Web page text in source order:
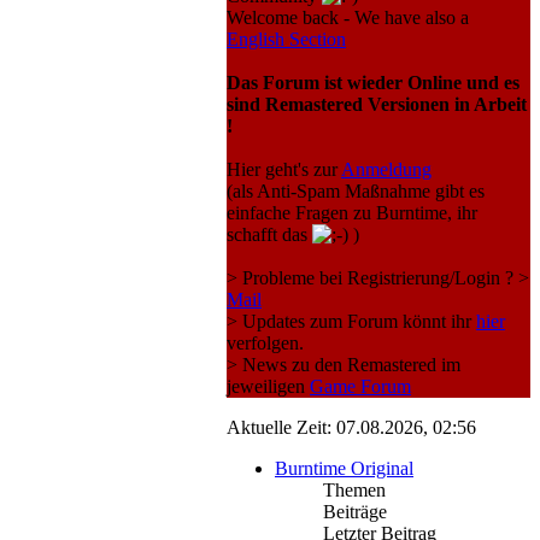
Welcome back - We have also a
English Section
Das Forum ist wieder Online und es
sind Remastered Versionen in Arbeit
!
Hier geht's zurAnmeldung
(als Anti-Spam Maßnahme gibt es
einfache Fragen zu Burntime, ihr
schafft das
)
> Probleme bei Registrierung/Login ? >
Mail
> Updates zum Forum könnt ihrhier
verfolgen.
> News zu den Remastered im
jeweiligen Game Forum
Aktuelle Zeit: 07.08.2026, 02:56
Burntime Original
Themen
Beiträge
Letzter Beitrag